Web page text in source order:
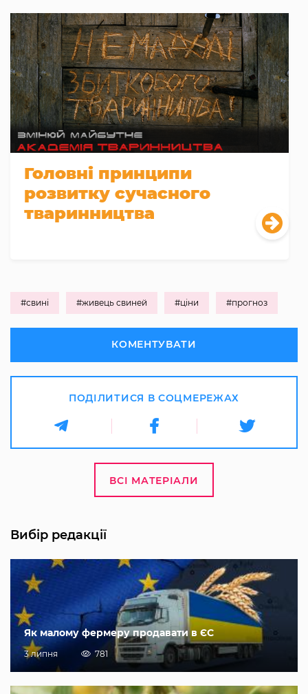
Головні принципи
розвитку сучасного
тваринництва
#свині #живець свиней #ціни #прогноз
КОМЕНТУВАТИ
ПОДІЛИТИСЯ В СОЦМЕРЕЖАХ
ВСІ МАТЕРІАЛИ
Вибір редакції
Як малому фермеру продавати в ЄС
3 липня 781